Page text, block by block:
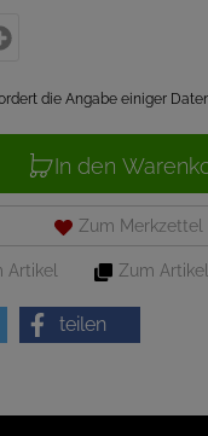
die Angabe einiger
In den
Zum Merkzettel
Artikel Zum
teilen